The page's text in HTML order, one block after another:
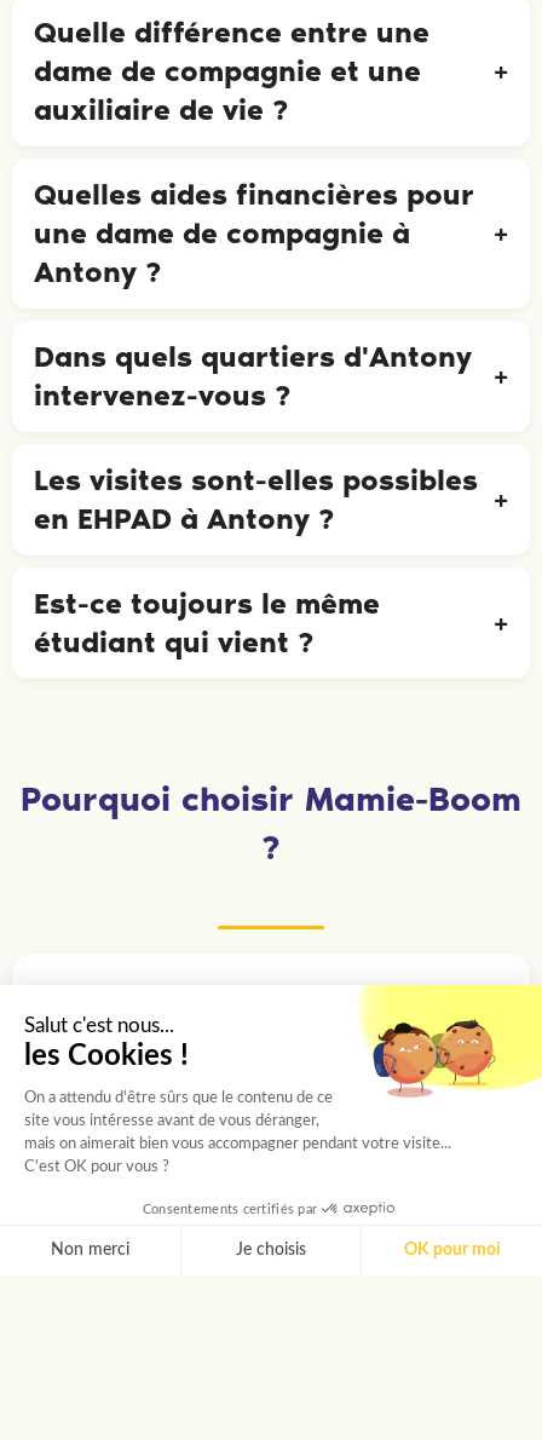
Quelle différence entre une
dame de compagnie et une
auxiliaire de vie ?
Quelles aides financières pour
une dame de compagnie à
Antony ?
Dans quels quartiers d'Antony
intervenez-vous ?
Les visites sont-elles possibles
en EHPAD à Antony ?
Est-ce toujours le même
étudiant qui vient ?
Pourquoi choisir Mamie-Boom
?
Des étudiants sélectionnés un
par un
Chaque étudiant passe un entretien avec
notre chargée de recrutement, puis est choisi
selon sa personnalité et les besoins de votre
Salut c'est nous...
les Cookies !
On a attendu d'être sûrs que le contenu de ce
site vous intéresse avant de vous déranger,
mais on aimerait bien vous accompagner pendant votre visite...
C'est OK pour vous ?
Consentements certifiés par
Non merci Je choisis OK pour moi